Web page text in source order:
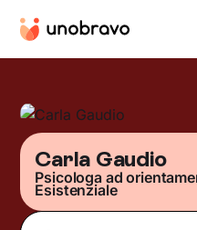
Carla Gaudio
Psicologa ad
Esistenziale